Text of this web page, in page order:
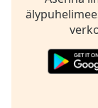
dialog
window.